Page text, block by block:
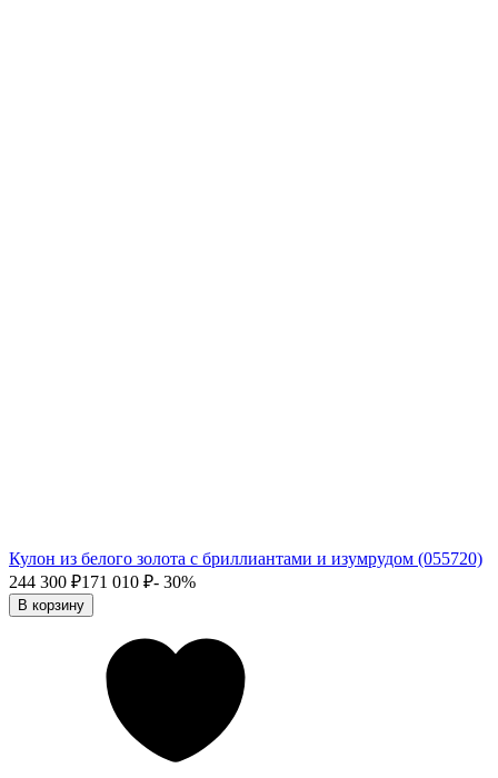
Кулон из белого золота с бриллиантами и изумрудом (055720)
244 300 ₽171 010 ₽- 30%
В корзину